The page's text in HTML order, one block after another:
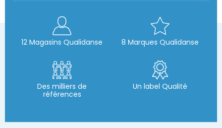
12 Magasins Qualidanse 8 Marques Qualidanse
Des milliers de
références
Un label Qualité